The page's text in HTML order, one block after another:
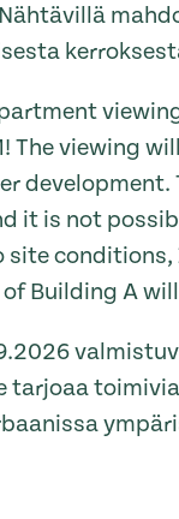
The viewing
development.
it is not
site
Building A
tarjoaa